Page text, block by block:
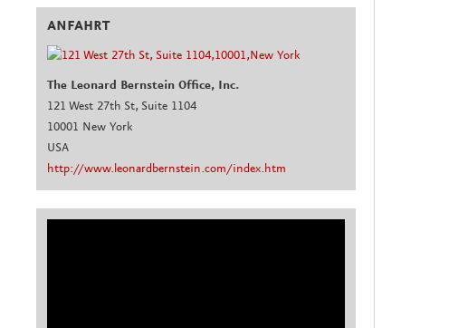
ANFAHRT
The Leonard Bernstein Office, Inc.
121 West 27th St, Suite 1104
10001 New York
USA
http://www.leonardbernstein.com/index.htm